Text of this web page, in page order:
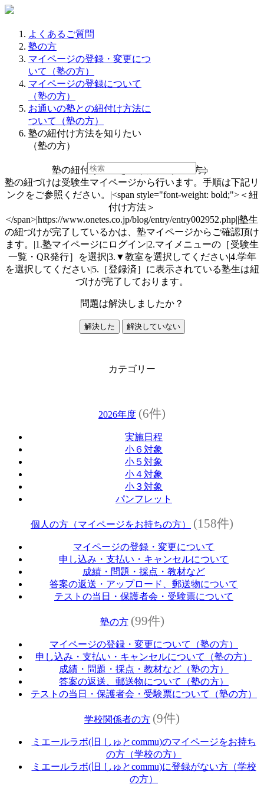
よくあるご質問
塾の方
マイページの登録・変更につ
いて（塾の方）
マイページの登録について
（塾の方）
お通いの塾との紐付け方法に
ついて（塾の方）
塾の紐付け方法を知りたい
（塾の方）
塾の紐付け方法を知りたい（塾の方）
塾の紐づけは受験生マイページから行います。手順は下記リ
ンクをご参照ください。|<span style="font-weight: bold;">＜紐
付け方法＞
</span>|https://www.onetes.co.jp/blog/entry/entry002952.php||塾生
の紐づけが完了しているかは、塾マイページからご確認頂け
ます。|1.塾マイページにログイン|2.マイメニューの［受験生
一覧・QR発行］を選択|3.▼教室を選択してください|4.学年
を選択してください|5.［登録済］に表示されている塾生は紐
づけが完了しております。
問題は解決しましたか？
解決した 解決していない
カテゴリー
2026年度 (6件)
実施日程
小６対象
小５対象
小４対象
小３対象
パンフレット
個人の方（マイページをお持ちの方） (158件)
マイページの登録・変更について
申し込み・支払い・キャンセルについて
成績・問題・採点・教材など
答案の返送・アップロード、郵送物について
テストの当日・保護者会・受験票について
塾の方 (99件)
マイページの登録・変更について（塾の方）
申し込み・支払い・キャンセルについて（塾の方）
成績・問題・採点・教材など（塾の方）
答案の返送、郵送物について（塾の方）
テストの当日・保護者会・受験票について（塾の方）
学校関係者の方 (9件)
ミエールラボ(旧 しゅとcommu)のマイページをお持ち
の方（学校の方）
ミエールラボ(旧 しゅとcommu)に登録がない方（学校
の方）